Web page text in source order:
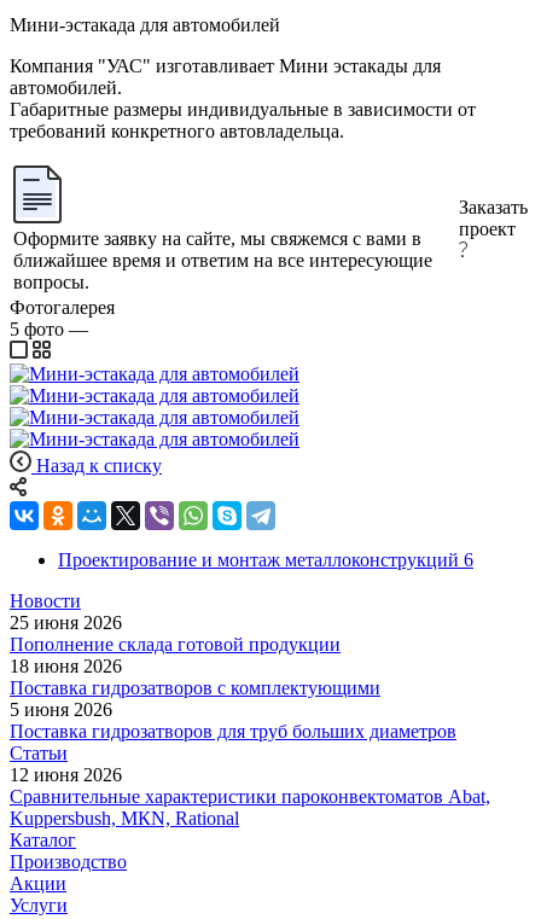
Мини-эстакада для автомобилей
Компания "УАС" изготавливает Мини эстакады для
автомобилей.
Габаритные размеры индивидуальные в зависимости от
требований конкретного автовладельца.
Оформите заявку на сайте, мы свяжемся с вами в
ближайшее время и ответим на все интересующие
вопросы.
Заказать
проект
Фотогалерея
5 фото —
Назад к списку
Проектирование и монтаж металлоконструкций 6
Новости
25 июня 2026
Пополнение склада готовой продукции
18 июня 2026
Поставка гидрозатворов с комплектующими
5 июня 2026
Поставка гидрозатворов для труб больших диаметров
Статьи
12 июня 2026
Сравнительные характеристики пароконвектоматов Abat,
Kuppersbush, МКN, Rational
Каталог
Производство
Акции
Услуги